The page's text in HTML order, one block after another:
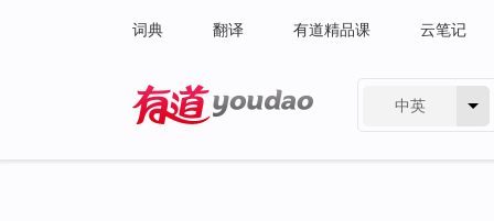
词典 翻译 有道精品课 云笔记
中英